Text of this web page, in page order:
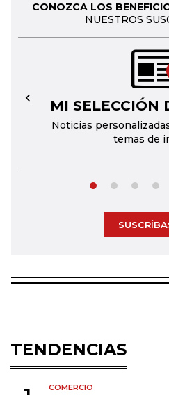
CONOZCA LOS
NUESTROS
MI SELECCIÓN
Noticias
temas de
←
TENDENCIAS
COMERCIO